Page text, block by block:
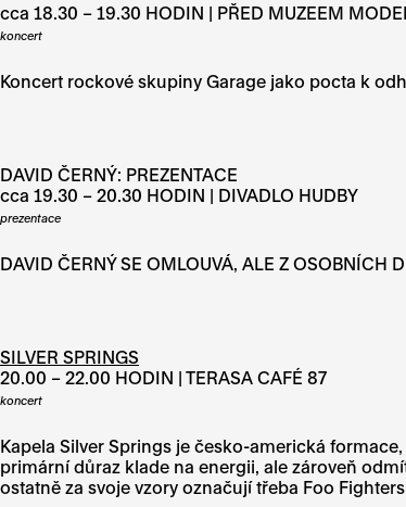
cca 18.30 – 19.30 HODIN | PŘED MUZEEM
koncert
Koncert rockové skupiny Garage jako pocta k
DAVID ČERNÝ: PREZENTACE
cca 19.30 – 20.30 HODIN | DIVADLO HUDBY
prezentace
DAVID ČERNÝ SE OMLOUVÁ, ALE Z OSOBNÍCH
SILVER SPRINGS
20.00 – 22.00 HODIN | TERASA CAFÉ 87
koncert
Kapela Silver Springs je česko-americká
primární důraz klade na energii, ale zároveň
ostatně za svoje vzory označují třeba Foo